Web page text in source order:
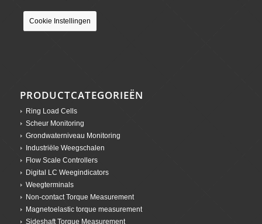
Cookie Instellingen
PRODUCTCATEGORIEËN
Ring Load Cells
Scheur Monitoring
Grondwaterniveau Monitoring
Industriële Weegschalen
Flow Scale Controllers
Digital LC Weegindicators
Weegterminals
Non-contact Torque Measurement
Magnetoelastic torque measurement
Sideshaft Torque Measurement